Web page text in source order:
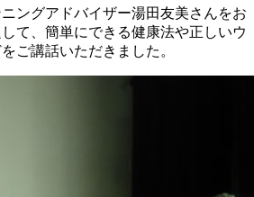
ングアドバイザー湯田友美さんをお
て、簡単にできる健康法や正しいウ
ご講話いただきました。